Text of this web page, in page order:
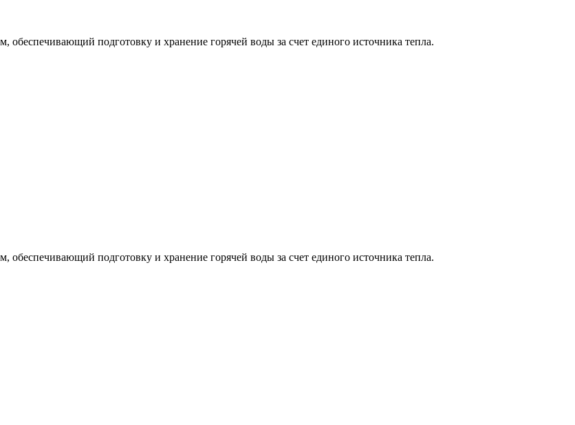
подготовку и хранение горячей воды за счет единого источника тепла.
подготовку и хранение горячей воды за счет единого источника тепла.